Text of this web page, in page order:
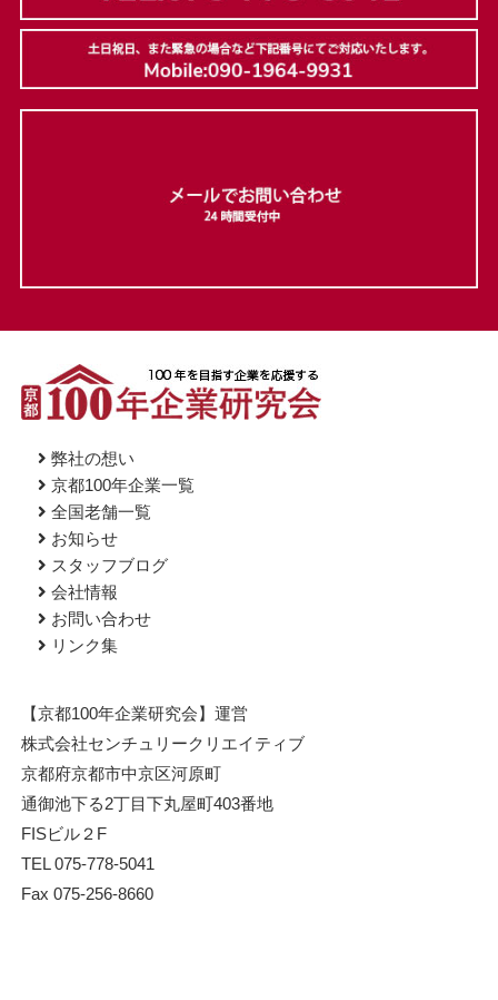
弊社の想い
京都100年企業一覧
全国老舗一覧
お知らせ
スタッフブログ
会社情報
お問い合わせ
リンク集
【京都100年企業研究会】運営
株式会社センチュリークリエイティブ
京都府京都市中京区河原町
通御池下る2丁目下丸屋町403番地
FISビル２F
TEL 075-778-5041
Fax 075-256-8660